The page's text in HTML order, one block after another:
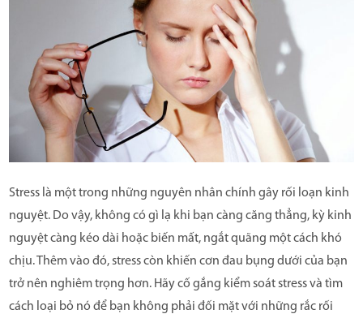
Stress là một trong những nguyên nhân chính gây rối loạn kinh
nguyệt. Do vậy, không có gì lạ khi bạn càng căng thẳng, kỳ kinh
nguyệt càng kéo dài hoặc biến mất, ngắt quãng một cách khó
chịu. Thêm vào đó, stress còn khiến cơn đau bụng dưới của bạn
trở nên nghiêm trọng hơn. Hãy cố gắng kiểm soát stress và tìm
cách loại bỏ nó để bạn không phải đối mặt với những rắc rối
HƯỚNG DẪN SỬ DỤNG CỐC NGUYỆT SAN
HƯỚNG DẪN CÁCH CHỌN SIZE CỐC
CLARICUP
HƯỚNG DẪN VỆ SINH CỐC
CÂU HỎI THƯỜNG GẶP